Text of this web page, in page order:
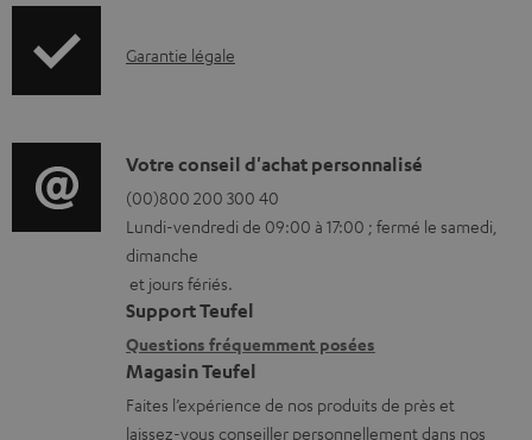
s
l
é
c
h
a
r
g
e
I
o
r
m
a
t
i
o
n
Garantie légale
D
é
t
a
i
l
s
c
Votre conseil d'achat personnalisé
(00)800 200 300 40
Lundi-vendredi de 09:00 à 17:00 ; fermé le samedi,
dimanche
et jours fériés.
Support Teufel
Questions fréquemment posées
Magasin Teufel
Faites l’expérience de nos produits de près et
laissez-vous conseiller personnellement dans nos